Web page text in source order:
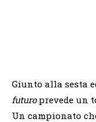
Giunto alla sesta
futuroprevede un
Un campionato